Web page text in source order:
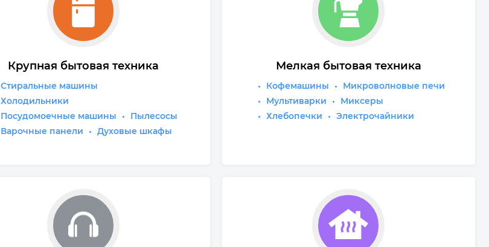
Крупная бытовая техника
Стиральные машины
Холодильники
Посудомоечные машины
Пылесосы
Варочные панели
Духовые шкафы
Мелкая бытовая техника
Кофемашины
Микроволновые печи
Мультиварки
Миксеры
Хлебопечки
Электрочайники